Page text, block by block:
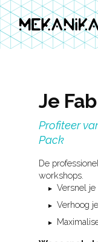
MEKANIKA
Je
Profiteer
Pack
De
workshops.
Versnel
Verhoog